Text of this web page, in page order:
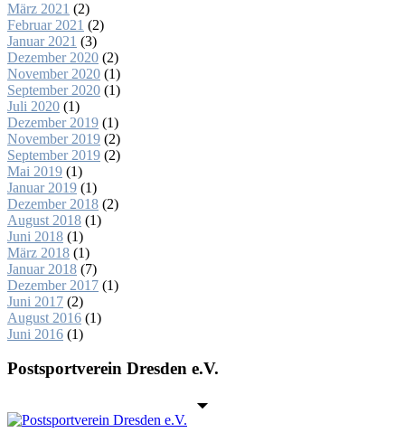
März 2021 (2)
Februar 2021 (2)
Januar 2021 (3)
Dezember 2020 (2)
November 2020 (1)
September 2020 (1)
Juli 2020 (1)
Dezember 2019 (1)
November 2019 (2)
September 2019 (2)
Mai 2019 (1)
Januar 2019 (1)
Dezember 2018 (2)
August 2018 (1)
Juni 2018 (1)
März 2018 (1)
Januar 2018 (7)
Dezember 2017 (1)
Juni 2017 (2)
August 2016 (1)
Juni 2016 (1)
Postsportverein Dresden e.V.